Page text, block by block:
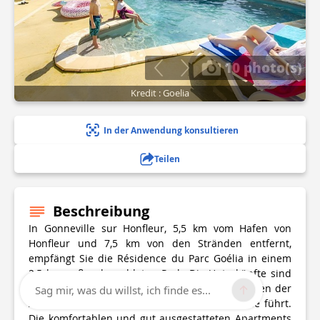
10 photo(s)
Kredit : Goelia
In der Anwendung konsultieren
Teilen
Beschreibung
In Gonneville sur Honfleur, 5,5 km vom Hafen von
Honfleur und 7,5 km von den Stränden entfernt,
empfängt Sie die Résidence du Parc Goélia in einem
2,5 ha großen bewaldeten Park. Die Unterkünfte sind
auf 8 Gebäude verteilt, die sich auf beiden Seiten der
Allee befinden, die zum Schloss von Prêtreville führt.
Sag mir, was du willst, ich finde es...